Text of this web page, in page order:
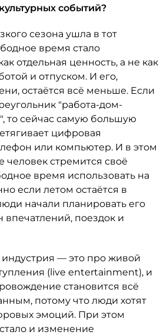
событий?
сезона ушла в тот
время стало
отдельная ценность, а не как
и отпуском. И его,
остаётся всё меньше. Если
"работа-дом-
то сейчас самую большую
цифровая
или компьютер. И в этом
человек стремится своё
время использовать на
если летом остаётся в
начали планировать его
впечатлений, поездок и
индустрия — это про живой
(live entertainment), и
становится всё
потому что люди хотят
эмоций. При этом
и изменение